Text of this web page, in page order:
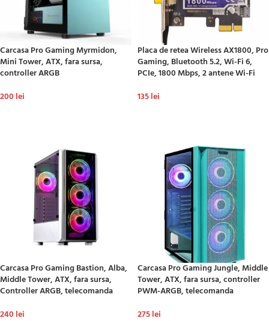
Carcasa Pro Gaming Myrmidon,
Mini Tower, ATX, fara sursa,
controller ARGB
200 lei
Placa de retea Wireless AX1800, Pro
Gaming, Bluetooth 5.2, Wi-Fi 6,
PCIe, 1800 Mbps, 2 antene Wi-Fi
135lei
Carcasa Pro Gaming Bastion, Alba,
Middle Tower, ATX, fara sursa,
Controller ARGB, telecomanda
240 lei
Carcasa Pro Gaming Jungle, Middle
Tower, ATX, fara sursa, controller
PWM-ARGB, telecomanda
275lei